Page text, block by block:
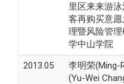
里区来来游
客再购买意
理暨风险管理
学中山学院
2013.05
李明荣(Ming-
(Yu-Wei